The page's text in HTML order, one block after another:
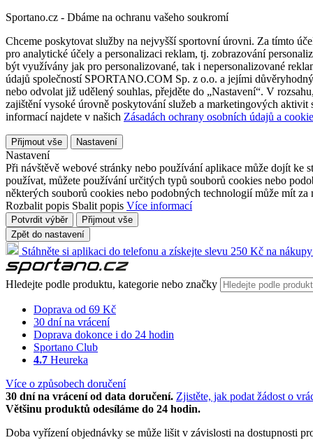
Sportano.cz - Dbáme na ochranu vašeho soukromí
Chceme poskytovat služby na nejvyšší sportovní úrovni. Za tímto
pro analytické účely a personalizaci reklam, tj. zobrazování
být využívány jak pro personalizované, tak i nepersonalizované
údajů společností SPORTANO.COM Sp. z o.o. a jejími
nebo odvolat již udělený souhlas, přejděte do „Nastavení“. V
zajištění vysoké úrovně poskytování služeb a marketingových
informací najdete v našich Zásadách ochrany osobních údajů a
Přijmout vše Nastavení
Nastavení
Při návštěvě webové stránky nebo používání aplikace může dojít ke
používat, můžete používání určitých typů souborů cookies nebo
některých souborů cookies nebo podobných technologií může mít
Rozbalit popis Sbalit popis Více informací
Potvrdit výběr
Přijmout vše
Zpět do nastavení
Stáhněte si aplikaci do telefonu a získejte slevu 250 Kč na
Hledejte podle produktu, kategorie nebo značky
Doprava od 69 Kč
30 dní na vrácení
Doprava dokonce i do 24 hodin
Sportano Club
4.7 Heureka
Více o způsobech doručení
30 dní na vrácení od data doručení. Zjistěte, jak podat žádost o
Většinu produktů odesíláme do 24 hodin.
Doba vyřízení objednávky se může lišit v závislosti na dostupnosti